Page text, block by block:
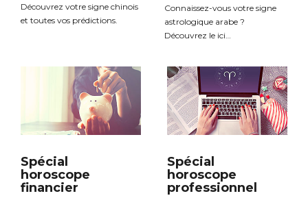
Découvrez votre signe chinois
et toutes vos prédictions.
Connaissez-vous votre signe
astrologique arabe ?
Découvrez le ici…
Spécial
horoscope
financier
Spécial
horoscope
professionnel